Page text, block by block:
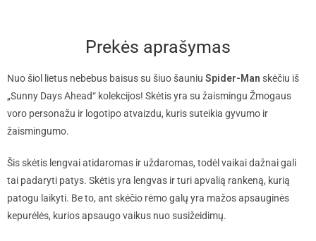
Prekės aprašymas
Nuo šiol lietus nebebus baisus su šiuo šauniu Spider-Man skėčiu iš
„Sunny Days Ahead“ kolekcijos! Skėtis yra su žaismingu Žmogaus
voro personažu ir logotipo atvaizdu, kuris suteikia gyvumo ir
žaismingumo.
Šis skėtis lengvai atidaromas ir uždaromas, todėl vaikai dažnai gali
tai padaryti patys. Skėtis yra lengvas ir turi apvalią rankeną, kurią
patogu laikyti. Be to, ant skėčio rėmo galų yra mažos apsauginės
kepurėlės, kurios apsaugo vaikus nuo susižeidimų.